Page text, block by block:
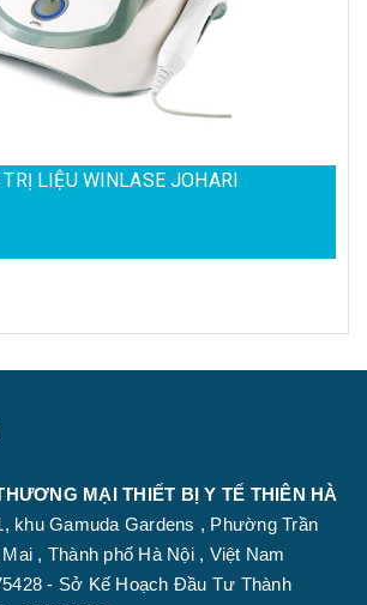
LIỆU WINLASE JOHARI
MẠI THIẾT BỊ Y TẾ THIÊN HÀ
khu Gamuda Gardens , Phường Trần
, Thành phố Hà Nội , Việt Nam
- Sở Kế Hoạch Đầu Tư Thành